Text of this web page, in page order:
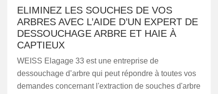
ELIMINEZ LES SOUCHES DE VOS
ARBRES AVEC L’AIDE D’UN EXPERT DE
DESSOUCHAGE ARBRE ET HAIE À
CAPTIEUX
WEISS Elagage 33 est une entreprise de
dessouchage d’arbre qui peut répondre à toutes vos
demandes concernant l'extraction de souches d'arbre